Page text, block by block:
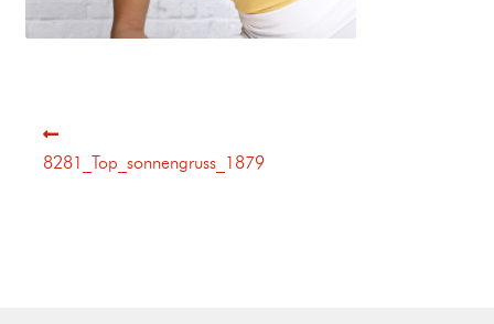
8281_Top_sonnengruss_1879